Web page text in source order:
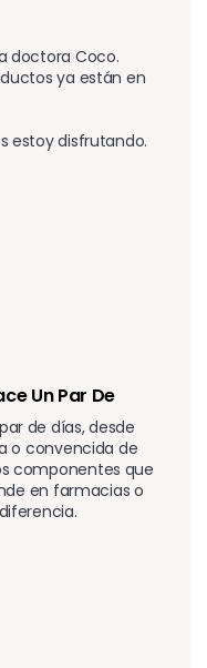
doctora Coco.
ya están en
Un Par De
de días, desde
o convencida de
componentes que
en farmacias o